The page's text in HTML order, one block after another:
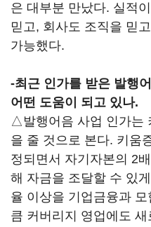
은 대부분 만났다. 실적
믿고, 회사도 조직을 믿
가능했다.
-최근 인가를 받은 발행
어떤 도움이 되고 있나.
△발행어음 사업 인가는
을 줄 것으로 본다. 키움
정되면서 자기자본의 2
해 자금을 조달할 수 있
율 이상을 기업금융과
큼 커버리지 영업에도